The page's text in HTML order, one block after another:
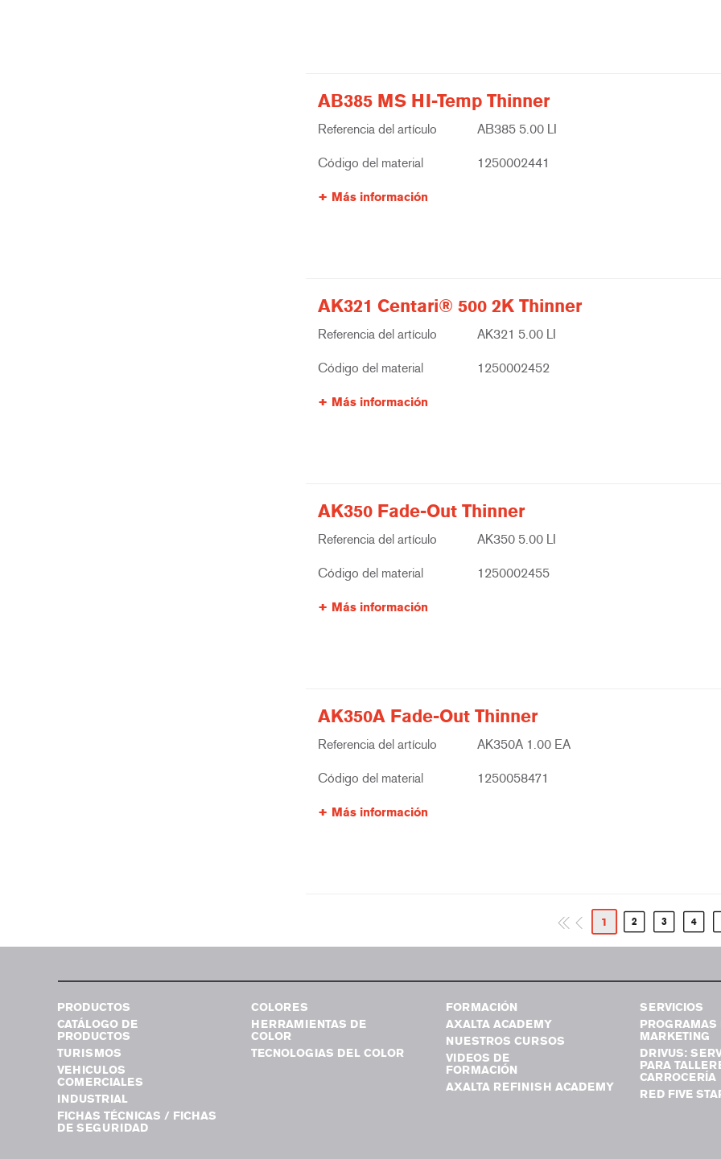
AB385 MS HI-Temp Thinner
Referencia del artículo AB385 5.00 LI
Código del material 1250002441
Más información
AK321 Centari® 500 2K Thinner
Referencia del artículo AK321 5.00 LI
Código del material 1250002452
Más información
AK350 Fade-Out Thinner
Referencia del artículo AK350 5.00 LI
Código del material 1250002455
Más información
AK350A Fade-Out Thinner
Referencia del artículo AK350A 1.00 EA
Código del material 1250058471
Más información
1 2 3 4
PRODUCTOS
CATÁLOGO DE
PRODUCTOS
TURISMOS
VEHICULOS
COMERCIALES
INDUSTRIAL
FICHAS TÉCNICAS / FICHAS
DE SEGURIDAD
COLORES
HERRAMIENTAS DE
COLOR
TECNOLOGIAS DEL COLOR
FORMACIÓN
AXALTA ACADEMY
NUESTROS CURSOS
VIDEOS DE
FORMACIÓN
AXALTA REFINISH ACADEMY
SERVICIOS
PROGRAMAS
MARKETING
DRIVUS:
PARA
CARROCERÍA
RED FIVE